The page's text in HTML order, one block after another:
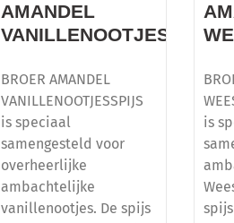
AMANDEL
VANILLENOOTJESSPIJS
BROER AMANDEL
VANILLENOOTJESSPIJS
is speciaal
samengesteld voor
overheerlijke
ambachtelijke
vanillenootjes. De spijs
is